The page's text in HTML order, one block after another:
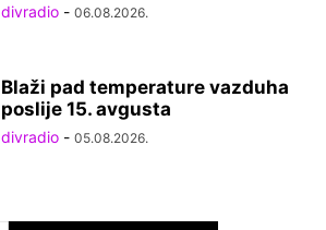
divradio - 06.08.2026.
Blaži pad temperature vazduha
poslije 15. avgusta
divradio - 05.08.2026.